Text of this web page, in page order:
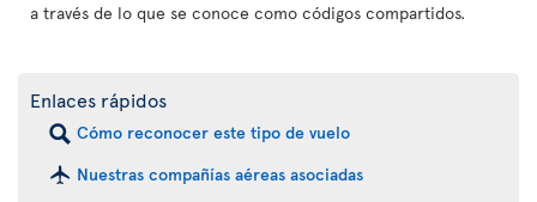
a través de lo que se conoce como códigos compartidos.
Enlaces rápidos
Cómo reconocer este tipo de vuelo
Nuestras compañías aéreas asociadas